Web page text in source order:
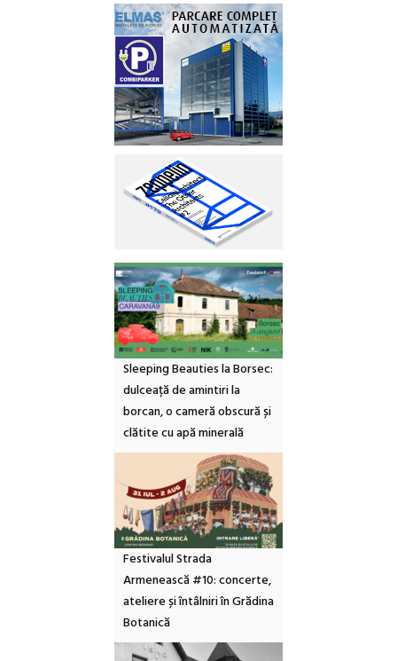
Sleeping Beauties la Borsec:
dulceață de amintiri la
borcan, o cameră obscură și
clătite cu apă minerală
Festivalul Strada
Armenească #10: concerte,
ateliere și întâlniri în Grădina
Botanică